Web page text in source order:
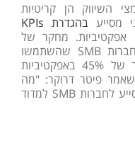
השיווק הן קריטיות
מסייע
בהגדרת KPIs
אפקטיביות. מחקר של
Google משנת 2023 הראה כי חברות SMB שהשתמשו
במדדי ביצוע מתקדמים ראו שיפור של 45% באפקטיביות
שאמר פיטר דרוקר: "מה
שנמדד - מנוהל". יועץ אסטרטגי מסייע לחברות SMB למדוד